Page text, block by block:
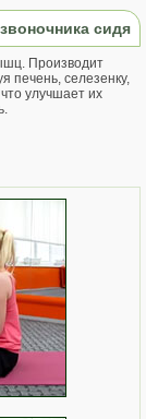
сидя
Производит
печень, селезенку,
улучшает их